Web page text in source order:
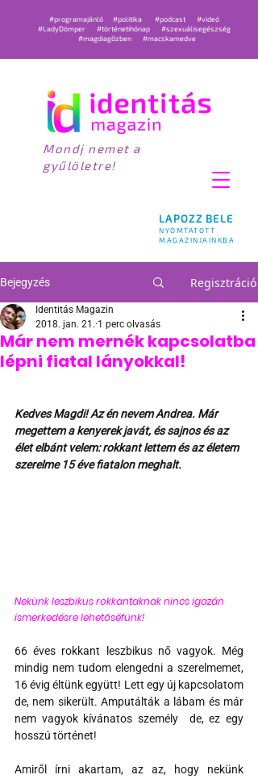
LAPOZZ BELE
NYOMTATOTT
MAGAZINJAINKBA
#programajánló #politika #podcast
#videó
#LadyDömper
#történetihónap
#szexuálisegészség
#magdiagőzben
#macskamedve
Mondj nemet a
gyűlöletre!
Bejegyzés Regisztráció
Már nem mernék kapcsolatba
lépni fiatal lányokkal!
Identitás Magazin
2018. jan. 21. 1 perc olvasás
Kedves Magdi! Az én nevem Andrea. Már
megettem a kenyerek javát, és sajnos és az
élet elbánt velem: rokkant lettem és az életem
szerelme 15 éve fiatalon meghalt.
Nekünk leszbikus rokkantaknak nincs igazán
ismerkedésre lehetőséfünk!
66 éves rokkant leszbikus nő vagyok. Még
mindig nem tudom elengedni a szerelmemet,
16 évig éltünk együtt! Lett egy új kapcsolatom
de, nem sikerült. Amputálták a lábam és már
nem vagyok kívánatos személy  de, ez egy
hosszú történet!
Amiről írni akartam, az az, hogy nekünk